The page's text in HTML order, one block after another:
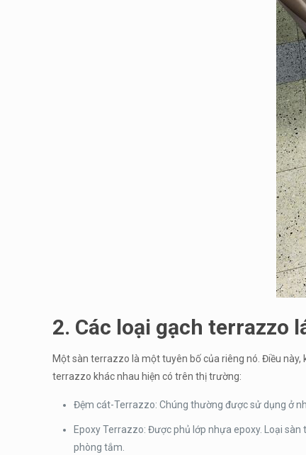
2. Các loại gạch terrazzo
Một sàn terrazzo là một tuyên bố của riêng nó. Điều
terrazzo khác nhau hiện có trên thị trường:
Đệm cát-Terrazzo: Chúng thường được sử dụng ở
Epoxy Terrazzo: Được phủ lớp nhựa epoxy. Loại
phòng tắm.